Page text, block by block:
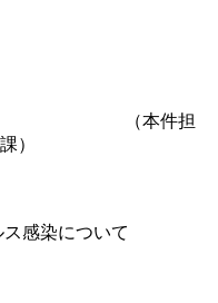
担
）
感染について